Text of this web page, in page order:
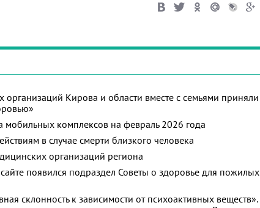
организаций Кирова и области вместе с семьями приняли
мобильных комплексов на февраль 2026 года
в случае смерти близкого человека
организаций региона
появился подраздел Советы о здоровье для пожилых
склонность к зависимости от психоактивных веществ».